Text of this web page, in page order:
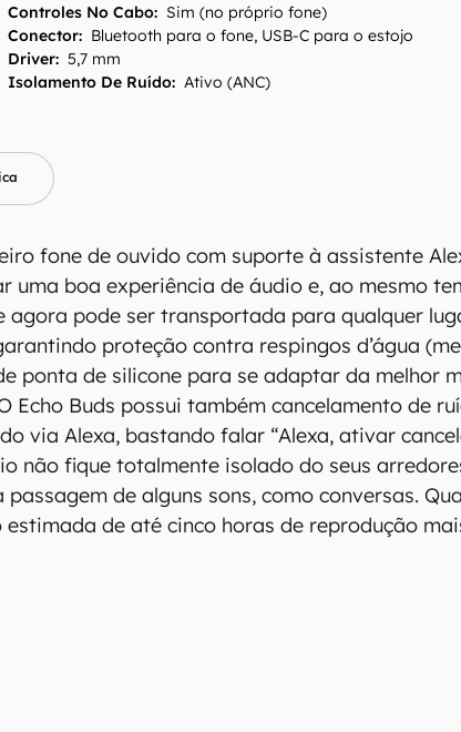
Controles No Cabo: Sim (no próprio fone)
Conector: Bluetooth para o fone, USB-C para o estojo
Driver: 5,7 mm
Isolamento De Ruído: Ativo (ANC)
fone de ouvido com suporte à assistente
uma boa experiência de áudio e, ao mesmo
agora pode ser transportada para qualquer
proteção contra respingos d’água
ponta de silicone para se adaptar da melhor
Echo Buds possui também cancelamento de
via Alexa, bastando falar “Alexa, ativar
não fique totalmente isolado do seus
de alguns sons, como conversas.
de até cinco horas de reprodução